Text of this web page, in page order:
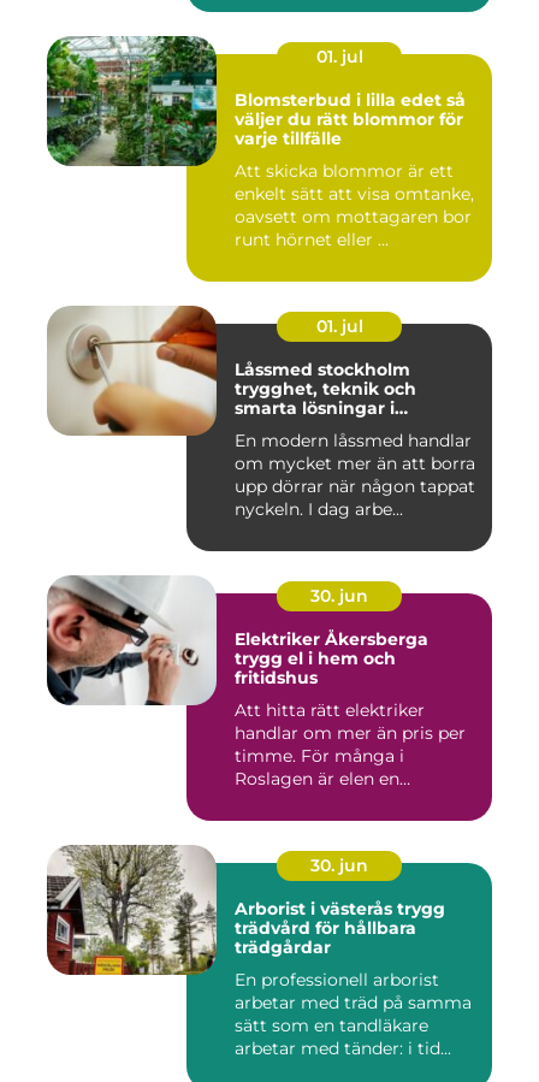
01. jul
Blomsterbud i lilla edet så
väljer du rätt blommor för
varje tillfälle
Att skicka blommor är ett
enkelt sätt att visa omtanke,
oavsett om mottagaren bor
runt hörnet eller ...
01. jul
Låssmed stockholm
trygghet, teknik och
smarta lösningar i
En modern låssmed handlar
om mycket mer än att borra
upp dörrar när någon tappat
nyckeln. I dag arbe...
30. jun
Elektriker Åkersberga
trygg el i hem och
fritidshus
Att hitta rätt elektriker
handlar om mer än pris per
timme. För många i
Roslagen är elen en
30. jun
Arborist i västerås trygg
trädvård för hållbara
trädgårdar
En professionell arborist
arbetar med träd på samma
sätt som en tandläkare
arbetar med tänder: i tid...